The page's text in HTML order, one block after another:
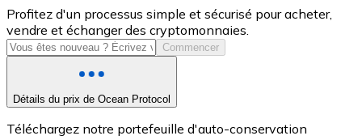
USD Coin
USDC
Profitez d'un processus simple et sécurisé pour acheter,
vendre et échanger des cryptomonnaies.
Commencer
Détails du prix de Ocean Protocol
Téléchargez notre portefeuille d'auto-conservation